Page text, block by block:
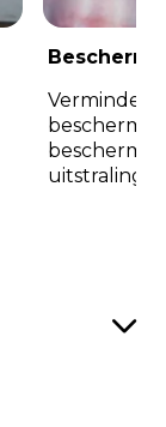
Bescherm
Verminder
bescherm
uitstraling